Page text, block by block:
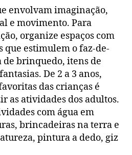
um
sapato
gambo
couro:
4
dicas
essenciais
Roupas
envolvam imaginação,
e movimento. Para
organize espaços com
que estimulem o faz-de-
de brinquedo, itens de
De 2 a 3 anos,
das crianças é
as atividades dos adultos.
com água em
brincadeiras na terra e
pintura a dedo, giz